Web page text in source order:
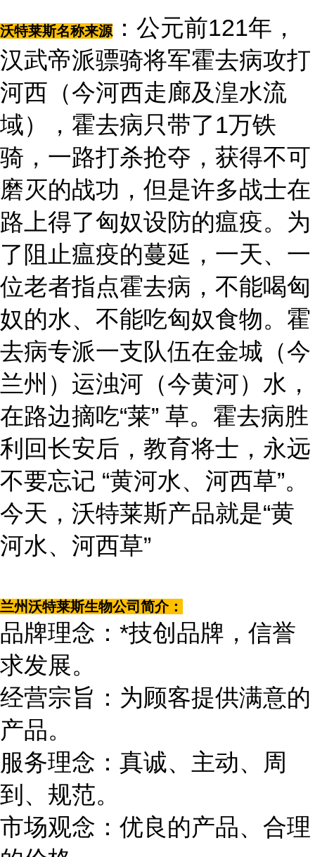
沃特莱斯名称来源
：公元前121年，
汉武帝派骠骑将军霍去病攻打
河西（今河西走廊及湟水流
域），霍去病只带了1万铁
骑，一路打杀抢夺，获得不可
磨灭的战功，但是许多战士在
路上得了匈奴设防的瘟疫。为
了阻止瘟疫的蔓延，一天、一
位老者指点霍去病，不能喝匈
奴的水、不能吃匈奴食物。霍
去病专派一支队伍在金城（今
兰州）运浊河（今黄河）水，
在路边摘吃“莱” 草。霍去病胜
利回长安后，教育将士，永远
不要忘记 “黄河水、河西草”。
今天，沃特莱斯产品就是“黄
河水、河西草”
兰州沃特莱斯生物公司简介：
品牌理念：*技创品牌，信誉
求发展。
经营宗旨：为顾客提供满意的
产品。
服务理念：真诚、主动、周
到、规范。
市场观念：优良的产品、合理